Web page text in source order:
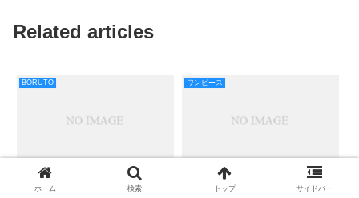
Related articles
BORUTO
ボルト最新話25話ネタバ
レ・感想！カワキの正体と
ワンピース
『ワンピース』最新900話
ネタバレ・考察！ルフィの
ホーム 検索 トップ サイドバー